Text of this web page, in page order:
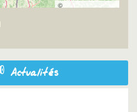
©
Actualités